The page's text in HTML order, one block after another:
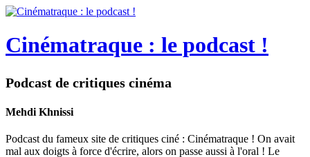
Cinématraque : le podcast !
Podcast de critiques cinéma
Mehdi Khnissi
Podcast du fameux site de critiques ciné : Cinématraque ! On avait
mal aux doigts à force d'écrire, alors on passe aussi à l'oral ! Le